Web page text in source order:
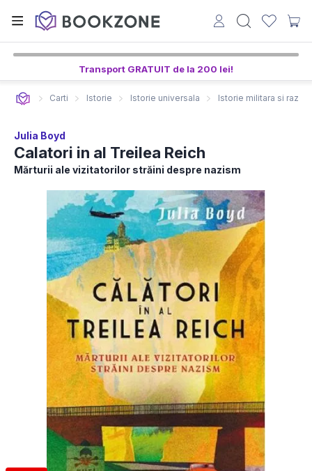
Transport GRATUIT de la 200 lei!
Carti Istorie Istorie universala Istorie militara si
Julia Boyd
Calatori in al Treilea Reich
Mărturii ale vizitatorilor străini despre nazism